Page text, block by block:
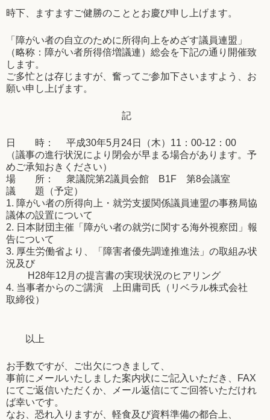
時下、ますますご健勝のこととお慶び申し上げます。
「障がい者の自立のために所得向上をめざす議員連盟」
（略称：障がい者所得倍増議連）総会を下記の通り開催致
します。
ご多忙とは存じますが、奮ってご参加下さいますよう、お
願い申し上げます。
記
日 時： 平成30年5月24日（木）11：00-12：00
（議事の進行状況により閉会が早まる場合があります。予
めご承知おきください）
場 所： 衆議院第2議員会館 B1F 第8会議室
議 題（予定）
1. 障がい者の所得向上・就労支援関係議員連盟の事務局協
議体の設置について
2. 日本財団主催「障がい者の就労に関する海外視察団」報
告について
3. 厚生労働省より、「障害者優先調達推進法」の取組み状
況及び
H28年12月の提言書の実現状況のヒアリング
4. 当事者からのご講演 上田庸司氏（リベラル株式会社
取締役）
以上
お手数ですが、ご出欠につきまして、
事前にメールいたしました案内状にご記入いただき、FAX
にてご返信いただくか、メール返信にてご回答いただけれ
ば幸いです。
なお、恐れ入りますが、軽食及び資料準備の都合上、